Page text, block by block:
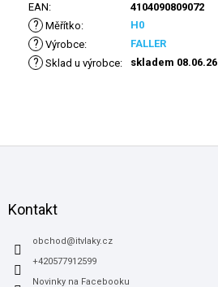
EAN: 4104090809072
? Měřítko: H0
? Výrobce: FALLER
? Sklad u výrobce: skladem 08.06.26
Kontakt
obchod @itvlaky.cz
+420577912599
Novinky na Facebooku